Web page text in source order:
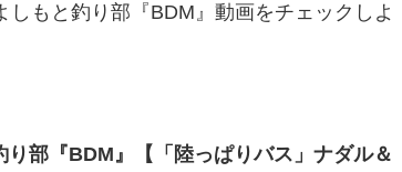
もと釣り部『BDM』動画をチェックしよ
り部『BDM』【「陸っぱりバス」ナダル＆